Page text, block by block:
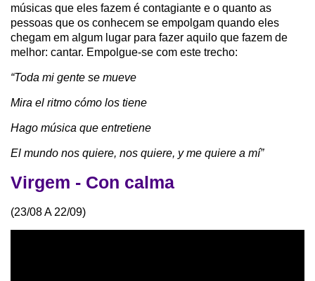
músicas que eles fazem é contagiante e o quanto as
pessoas que os conhecem se empolgam quando eles
chegam em algum lugar para fazer aquilo que fazem de
melhor: cantar. Empolgue-se com este trecho:
“Toda mi gente se mueve
Mira el ritmo cómo los tiene
Hago música que entretiene
El mundo nos quiere, nos quiere, y me quiere a mí”
Virgem - Con calma
(23/08 A 22/09)